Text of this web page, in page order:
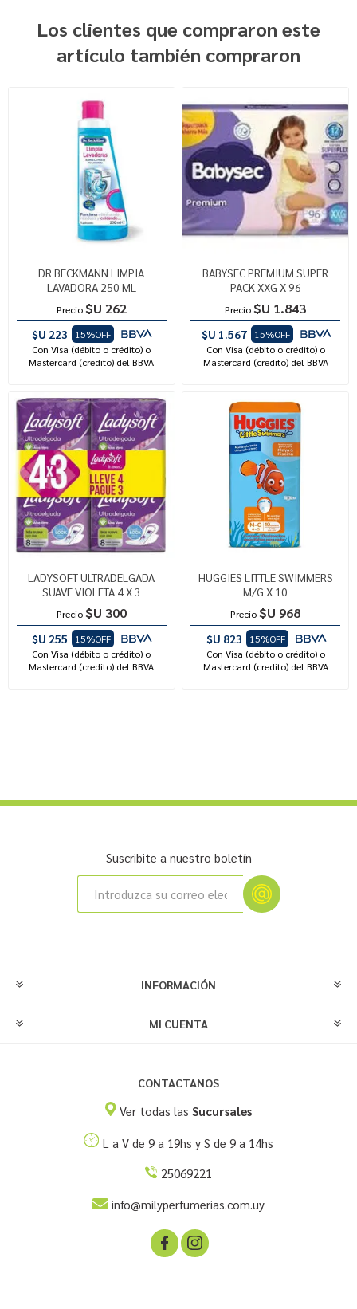
Los clientes que compraron este
artículo también compraron
DR BECKMANN LIMPIA
LAVADORA 250 ML
Precio $U 262
$U 223
15%OFF
Con Visa (débito o crédito) o
Mastercard (credito) del BBVA
BABYSEC PREMIUM SUPER
PACK XXG X 96
Precio $U 1.843
$U 1.567
15%OFF
Con Visa (débito o crédito) o
Mastercard (credito) del BBVA
LADYSOFT ULTRADELGADA
SUAVE VIOLETA 4 X 3
Precio $U 300
$U 255
15%OFF
Con Visa (débito o crédito) o
Mastercard (credito) del BBVA
HUGGIES LITTLE SWIMMERS
M/G X 10
Precio $U 968
$U 823
15%OFF
Con Visa (débito o crédito) o
Mastercard (credito) del BBVA
Suscribite a nuestro boletín
INFORMACIÓN
MI CUENTA
CONTACTANOS
Ver todas las Sucursales
L a V de 9 a 19hs y S de 9 a 14hs
25069221
info@milyperfumerias.com.uy